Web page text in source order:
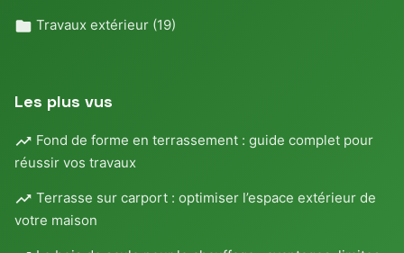
Travaux extérieur (19)
Les plus vus
Fond de forme en terrassement : guide complet pour
réussir vos travaux
Terrasse sur carport : optimiser l’espace extérieur de
votre maison